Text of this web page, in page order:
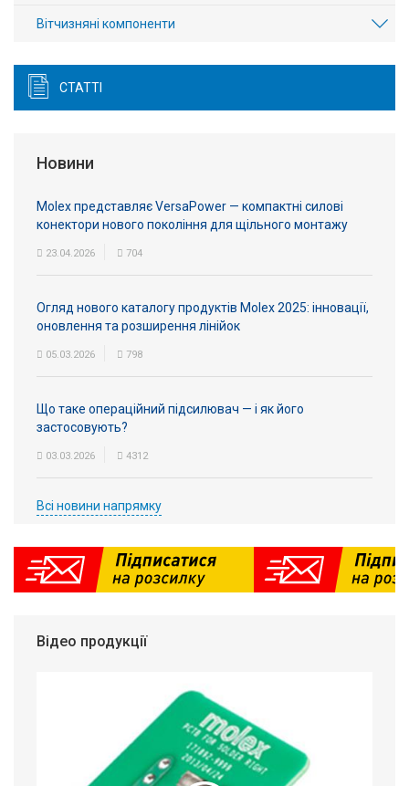
Вітчизняні компоненти
СТАТТІ
Новини
Molex представляє VersaPower — компактні силові
конектори нового покоління для щільного монтажу
23.04.2026 704
Огляд нового каталогу продуктів Molex 2025: інновації,
оновлення та розширення лінійок
05.03.2026 798
Що таке операційний підсилювач — і як його
застосовують?
03.03.2026 4312
Всі новини напрямку
Відео продукції